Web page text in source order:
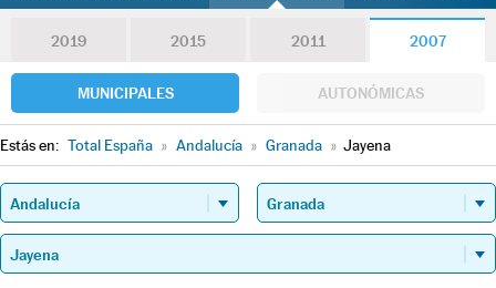
2019 2015 2011 2007
MUNICIPALES AUTONÓMICAS
Estás en: Total España » Andalucía » Granada » Jayena